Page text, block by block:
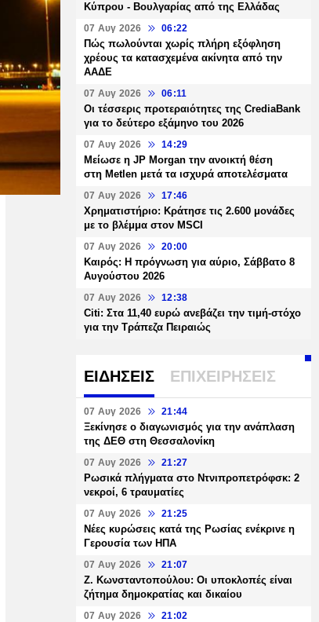
Κύπρου - Βουλγαρίας από της Ελλάδας
07 Αυγ 2026 06:22
Πώς πωλούνται χωρίς πλήρη εξόφληση
χρέους τα κατασχεμένα ακίνητα από την
ΑΑΔΕ
07 Αυγ 2026 06:11
Οι τέσσερις προτεραιότητες της CrediaBank
για το δεύτερο εξάμηνο του 2026
07 Αυγ 2026 14:29
Μείωσε η JP Morgan την ανοικτή θέση
στη Metlen μετά τα ισχυρά αποτελέσματα
07 Αυγ 2026 17:46
Χρηματιστήριο: Κράτησε τις 2.600 μονάδες
με το βλέμμα στον MSCI
07 Αυγ 2026 20:00
Καιρός: Η πρόγνωση για αύριο, Σάββατο 8
Αυγούστου 2026
07 Αυγ 2026 12:38
Citi: Στα 11,40 ευρώ ανεβάζει την τιμή-στόχο
για την Τράπεζα Πειραιώς
ΕΙΔΗΣΕΙΣ ΕΠΙΧΕΙΡΗΣΕΙΣ
07 Αυγ 2026 21:44
Ξεκίνησε ο διαγωνισμός για την ανάπλαση
της ΔΕΘ στη Θεσσαλονίκη
07 Αυγ 2026 21:27
Ρωσικά πλήγματα στο Ντνιπροπετρόφσκ: 2
νεκροί, 6 τραυματίες
07 Αυγ 2026 21:25
Νέες κυρώσεις κατά της Ρωσίας ενέκρινε η
Γερουσία των ΗΠΑ
07 Αυγ 2026 21:07
Ζ. Κωνσταντοπούλου: Οι υποκλοπές είναι
ζήτημα δημοκρατίας και δικαίου
07 Αυγ 2026 21:02